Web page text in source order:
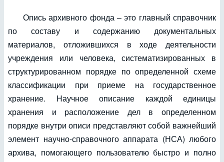
Опись архивного фонда – это главный справочник
по составу и содержанию документальных
материалов, отложившихся в ходе деятельности
учреждения или человека, систематизированных в
структурированном порядке по определенной схеме
классификации при приеме на государственное
хранение. Научное описание каждой единицы
хранения и расположение дел в определенном
порядке внутри описи представляют собой важнейший
элемент научно-справочного аппарата (НСА) любого
архива, помогающего пользователю быстро и полно